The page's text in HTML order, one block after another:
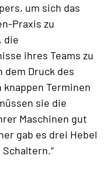
um sich das
Praxis zu
die
ihres Teams zu
Druck des
Terminen
sie die
Maschinen gut
gab es drei Hebel